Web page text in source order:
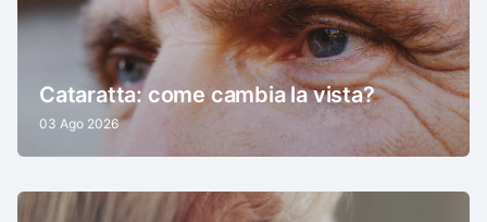
Cataratta: come cambia la vista?
03 Ago 2026